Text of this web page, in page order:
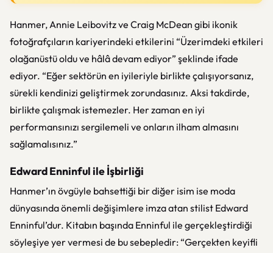
Hanmer, Annie Leibovitz ve Craig McDean gibi ikonik
fotoğrafçıların kariyerindeki etkilerini “Üzerimdeki etkileri
olağanüstü oldu ve hâlâ devam ediyor” şeklinde ifade
ediyor. “Eğer sektörün en iyileriyle birlikte çalışıyorsanız,
sürekli kendinizi geliştirmek zorundasınız. Aksi takdirde,
birlikte çalışmak istemezler. Her zaman en iyi
performansınızı sergilemeli ve onların ilham almasını
sağlamalısınız.”
Edward Enninful ile İşbirliği
Hanmer’ın övgüyle bahsettiği bir diğer isim ise moda
dünyasında önemli değişimlere imza atan stilist Edward
Enninful’dur. Kitabın başında Enninful ile gerçekleştirdiği
söyleşiye yer vermesi de bu sebepledir: “Gerçekten keyifli